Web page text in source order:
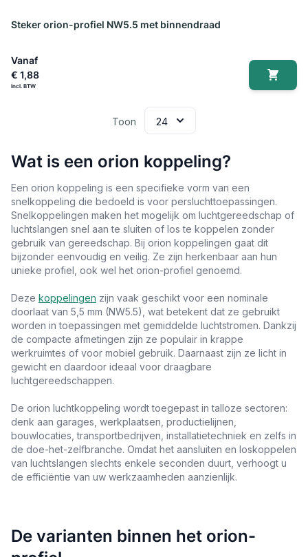
Steker orion-profiel NW5.5 met binnendraad
Vanaf
€ 1,88
Toon
Wat is een orion koppeling?
Een orion koppeling is een specifieke vorm van een
snelkoppeling die bedoeld is voor persluchttoepassingen.
Snelkoppelingen maken het mogelijk om luchtgereedschap of
luchtslangen snel aan te sluiten of los te koppelen zonder
gebruik van gereedschap. Bij orion koppelingen gaat dit
bijzonder eenvoudig en veilig. Ze zijn herkenbaar aan hun
unieke profiel, ook wel het orion-profiel genoemd.
Deze koppelingen zijn vaak geschikt voor een nominale
doorlaat van 5,5 mm (NW5.5), wat betekent dat ze gebruikt
worden in toepassingen met gemiddelde luchtstromen. Dankzij
de compacte afmetingen zijn ze populair in krappe
werkruimtes of voor mobiel gebruik. Daarnaast zijn ze licht in
gewicht en daardoor ideaal voor draagbare
luchtgereedschappen.
De orion luchtkoppeling wordt toegepast in talloze sectoren:
denk aan garages, werkplaatsen, productielijnen,
bouwlocaties, transportbedrijven, installatietechniek en zelfs in
de doe-het-zelfbranche. Omdat het aansluiten en loskoppelen
van luchtslangen slechts enkele seconden duurt, verhoogt u
de efficiëntie van uw werkzaamheden aanzienlijk.
De varianten binnen het orion-